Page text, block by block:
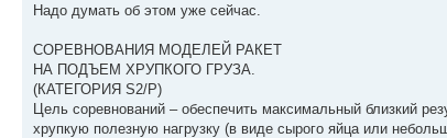
Надо думать об этом уже сейчас.
СОРЕВНОВАНИЯ МОДЕЛЕЙ РАКЕТ
НА ПОДЪЕМ ХРУПКОГО ГРУЗА.
(КАТЕГОРИЯ S2/P)
Цель соревнований – обеспечить максимальный близкий
хрупкую полезную нагрузку (в виде сырого яйца или